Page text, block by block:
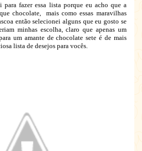
para fazer essa lista porque eu acho que a
chocolate, mais como essas maravilhas
então selecionei alguns que eu gosto se
minhas escolha, claro que apenas um
um amante de chocolate sete é de mais
lista de desejos para vocês.